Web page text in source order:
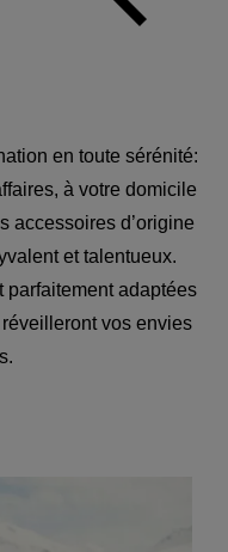
en toute sérénité:
à votre domicile
accessoires d’origine
et talentueux.
parfaitement adaptées
vos envies